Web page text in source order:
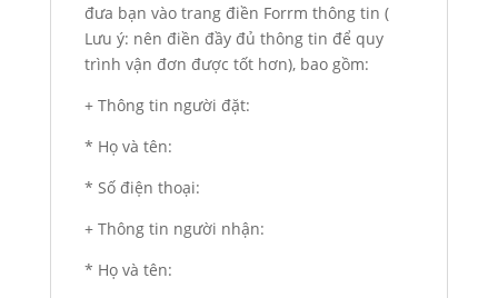
đưa bạn vào trang điền Forrm thông tin (
Lưu ý: nên điền đầy đủ thông tin để quy
trình vận đơn được tốt hơn), bao gồm:
+ Thông tin người đặt:
* Họ và tên:
* Số điện thoại:
+ Thông tin người nhận:
* Họ và tên: